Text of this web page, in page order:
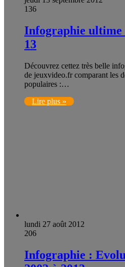
136
Infographie ultime
13
Découvrez cettez très belle
de jeuxvideo.fr comparant les
populaires :…
Lire plus »
lundi 27 août 2012
206
Infographie :